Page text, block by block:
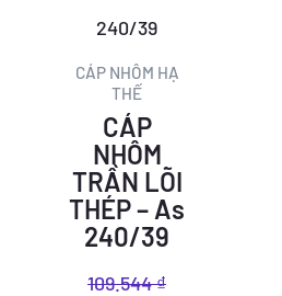
CÁP NHÔM HẠ
THẾ
CÁP
NHÔM
TRẦN LÕI
THÉP – As
240/39
109.544₫
là:
109.544 ₫.
là: